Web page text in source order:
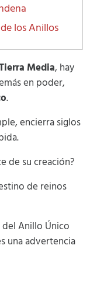
los Anillos
Media, hay
en poder,
.
encierra siglos
de su creación?
de reinos
Anillo Único
una advertencia